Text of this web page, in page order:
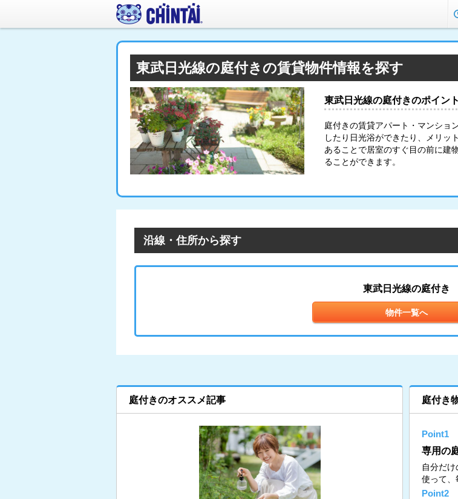
東武日光線の庭付きの賃貸物件情報を探す
東武日光線の庭付きのポイント
庭付きの賃貸アパート・マンショ
したり日光浴ができたり、メリッ
あることで居室のすぐ目の前に建
ることができます。
沿線・住所から探す
東武日光線の庭付き
物件一覧へ
庭付きのオススメ記事 庭付き
Point1
専用の
自分だ
使って、
Point2